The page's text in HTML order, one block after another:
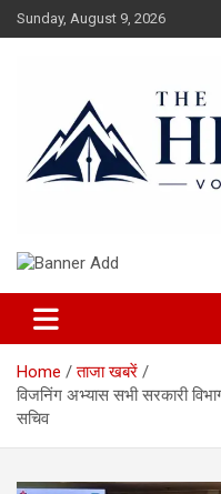
Skip
to
Sunday, August 9, 2026
The Hillpost
Home
ताजा खबरें
विजनिंग अभ्यास सभी सरकारी
सचिव